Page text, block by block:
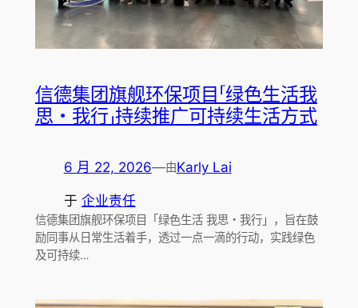
信德集团旗舰环保项目「绿色生活我
思・我行」持续推广可持续生活方式
6 月 22, 2026—由Karly Lai
于 企业责任
信德集团旗舰环保项目「绿色生活 我思・我行」，旨在鼓
励同事从日常生活着手，透过一点一滴的行动，实践绿色
及可持续…